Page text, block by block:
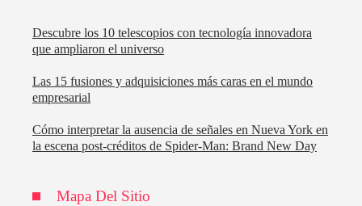
Descubre los 10 telescopios con tecnología innovadora
que ampliaron el universo
Las 15 fusiones y adquisiciones más caras en el mundo
empresarial
Cómo interpretar la ausencia de señales en Nueva York en
la escena post-créditos de Spider-Man: Brand New Day
Mapa Del Sitio